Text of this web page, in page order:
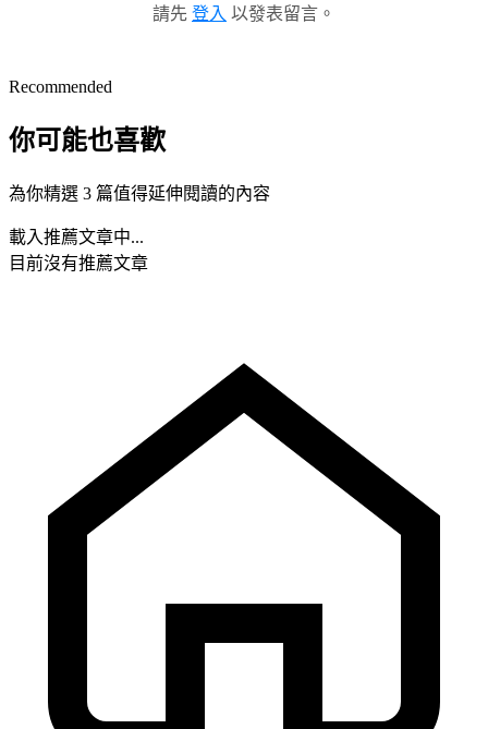
請先 登入 以發表留言。
Recommended
你可能也喜歡
為你精選 3 篇值得延伸閱讀的內容
載入推薦文章中...
目前沒有推薦文章